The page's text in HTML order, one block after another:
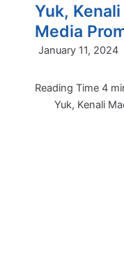
Yuk,
Media
January 11, 2024
Yuk, Kenali